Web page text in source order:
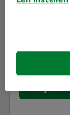
jouw buurt.
kies je